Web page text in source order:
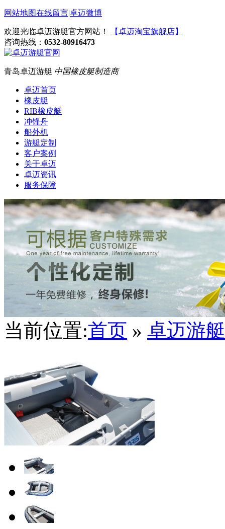
网站地图在线留言|卓迈微博
欢迎光临卓迈游艇官方网站！
【卓迈淘宝旗舰店】
咨询热线： 0532-80916473
青岛卓迈游艇 中国橡皮艇制造商
卓迈首页
橡皮艇
RIB橡皮艇
冲锋舟
船外机
游艇定制
客户案例
关于卓迈
卓迈资讯
服务保障
当前位置:首页 » 卓迈游